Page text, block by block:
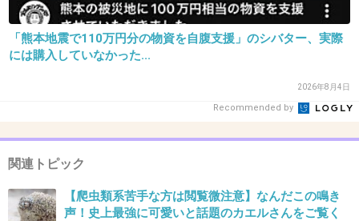
生きていくために仕方ないですけど
こういうのって刺激強いですよね。
すごいおいしそうに食べてて笑った
+40 -2
「熊本地震で110万円分の物資を自腹支援」のシバター、実際
には購入していなかった...
2026年8月4日
Recommended by
関連トピック
【爬虫類系苦手な方は閲覧微注意】なんだこの鳴き
声！史上最強に可愛いと話題のカエルさんをご覧く